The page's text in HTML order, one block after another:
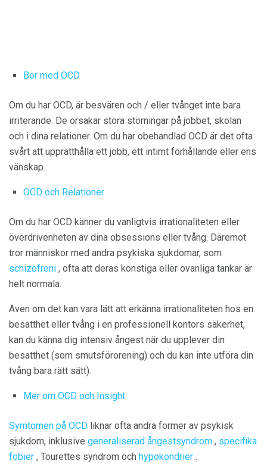
Bor med OCD
Om du har OCD, är besvären och / eller tvånget inte bara
irriterande. De orsakar stora störningar på jobbet, skolan
och i dina relationer. Om du har obehandlad OCD är det ofta
svårt att upprätthålla ett jobb, ett intimt förhållande eller ens
vänskap.
OCD och Relationer
Om du har OCD känner du vanligtvis irrationaliteten eller
överdrivenheten av dina obsessions eller tvång. Däremot
tror människor med andra psykiska sjukdomar, som
schizofreni , ofta att deras konstiga eller ovanliga tankar är
helt normala.
Även om det kan vara lätt att erkänna irrationaliteten hos en
besatthet eller tvång i en professionell kontors säkerhet,
kan du känna dig intensiv ångest när du upplever din
besatthet (som smutsförorening) och du kan inte utföra din
tvång bara rätt sätt).
Mer om OCD och Insight
Symtomen på OCD liknar ofta andra former av psykisk
sjukdom, inklusive generaliserad ångestsyndrom , specifika
fobier , Tourettes syndrom och hypokondrier .